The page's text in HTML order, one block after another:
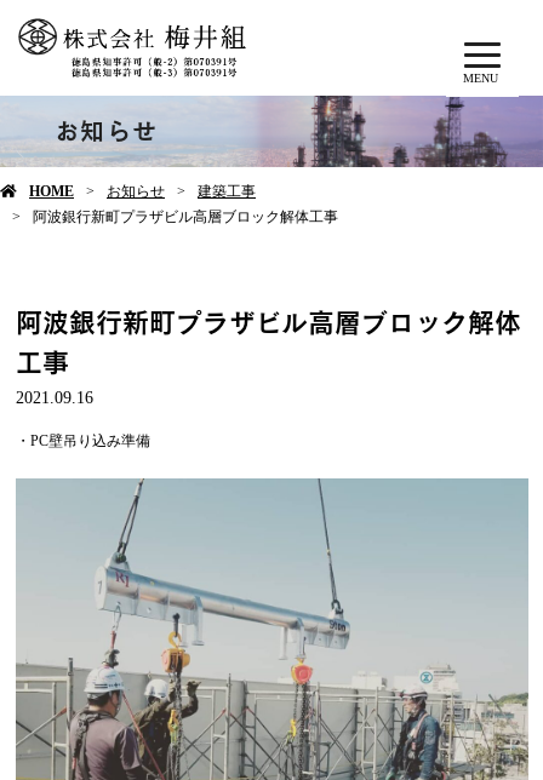
MENU
お知らせ
HOME お知らせ
建築工事
阿波銀行新町プラザビル高層ブロック解体工事
阿波銀行新町プラザビル高層ブロック解体
工事
2021.09.16
・PC壁吊り込み準備